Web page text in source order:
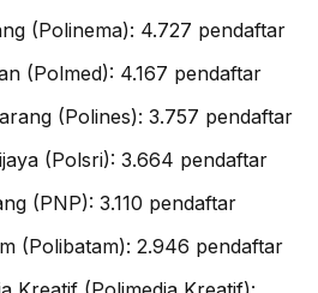
(Polinema): 4.727 pendaftar
(Polmed): 4.167 pendaftar
(Polines): 3.757 pendaftar
(Polsri): 3.664 pendaftar
(PNP): 3.110 pendaftar
(Polibatam): 2.946 pendaftar